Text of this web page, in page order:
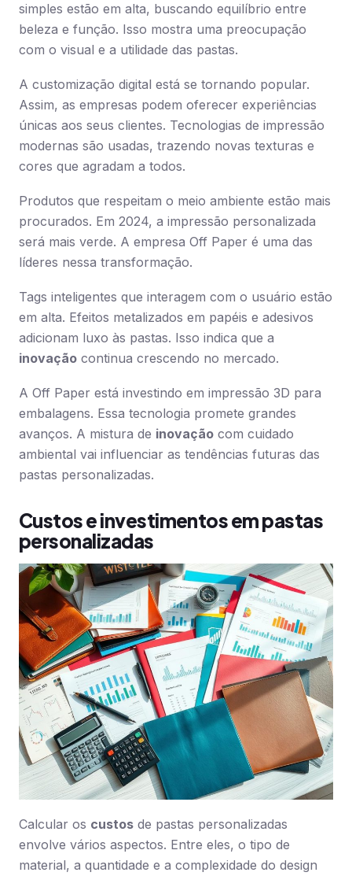
simples estão em alta, buscando equilíbrio entre
beleza e função. Isso mostra uma preocupação
com o visual e a utilidade das pastas.
A customização digital está se tornando popular.
Assim, as empresas podem oferecer experiências
únicas aos seus clientes. Tecnologias de impressão
modernas são usadas, trazendo novas texturas e
cores que agradam a todos.
Produtos que respeitam o meio ambiente estão mais
procurados. Em 2024, a impressão personalizada
será mais verde. A empresa Off Paper é uma das
líderes nessa transformação.
Tags inteligentes que interagem com o usuário estão
em alta. Efeitos metalizados em papéis e adesivos
adicionam luxo às pastas. Isso indica que a
inovação continua crescendo no mercado.
A Off Paper está investindo em impressão 3D para
embalagens. Essa tecnologia promete grandes
avanços. A mistura de inovação com cuidado
ambiental vai influenciar as tendências futuras das
pastas personalizadas.
Custos e investimentos em pastas
personalizadas
Calcular os custos de pastas personalizadas
envolve vários aspectos. Entre eles, o tipo de
material, a quantidade e a complexidade do design